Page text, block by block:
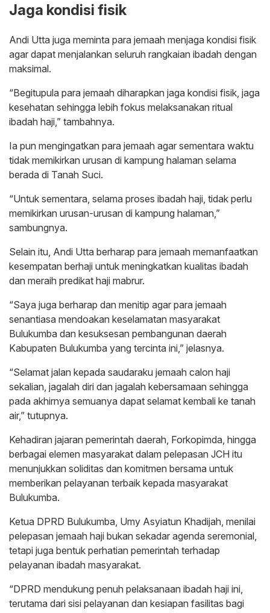
Jaga kondisi fisik
Andi Utta juga meminta para jemaah menjaga kondisi fisik
agar dapat menjalankan seluruh rangkaian ibadah dengan
maksimal.
“Begitupula para jemaah diharapkan jaga kondisi fisik, jaga
kesehatan sehingga lebih fokus melaksanakan ritual
ibadah haji,” tambahnya.
Ia pun mengingatkan para jemaah agar sementara waktu
tidak memikirkan urusan di kampung halaman selama
berada di Tanah Suci.
“Untuk sementara, selama proses ibadah haji, tidak perlu
memikirkan urusan-urusan di kampung halaman,”
sambungnya.
Selain itu, Andi Utta berharap para jemaah memanfaatkan
kesempatan berhaji untuk meningkatkan kualitas ibadah
dan meraih predikat haji mabrur.
“Saya juga berharap dan menitip agar para jemaah
senantiasa mendoakan keselamatan masyarakat
Bulukumba dan kesuksesan pembangunan daerah
Kabupaten Bulukumba yang tercinta ini,” jelasnya.
“Selamat jalan kepada saudaraku jemaah calon haji
sekalian, jagalah diri dan jagalah kebersamaan sehingga
pada akhirnya semuanya dapat selamat kembali ke tanah
air,” tutupnya.
Kehadiran jajaran pemerintah daerah, Forkopimda, hingga
berbagai elemen masyarakat dalam pelepasan JCH itu
menunjukkan soliditas dan komitmen bersama untuk
memberikan pelayanan terbaik kepada masyarakat
Bulukumba.
Ketua DPRD Bulukumba, Umy Asyiatun Khadijah, menilai
pelepasan jemaah haji bukan sekadar agenda seremonial,
tetapi juga bentuk perhatian pemerintah terhadap
pelayanan ibadah masyarakat.
“DPRD mendukung penuh pelaksanaan ibadah haji ini,
terutama dari sisi pelayanan dan kesiapan fasilitas bagi